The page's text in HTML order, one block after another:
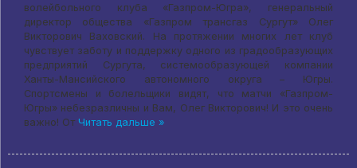
волейбольного клуба «Газпром-Югра», генеральный
директор общества «Газпром трансгаз Сургут» Олег
Викторович Ваховский. На протяжении многих лет клуб
чувствует заботу и поддержку одного из градообразующих
предприятий Сургута, системообразующей компании
Ханты-Мансийского автономного округа – Югры.
Спортсмены и болельщики видят, что матчи «Газпром-
Югры» небезразличны и Вам, Олег Викторович! И это очень
важно! От Читать дальше »